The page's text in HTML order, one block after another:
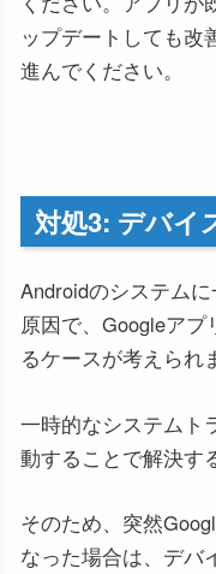
ップデートしても改
進んでください。
対処3: デバイ
Androidのシステム
原因で、Googleア
るケースが考えられ
一時的なシステムト
動することで解決す
そのため、突然
なった場合は、デバ